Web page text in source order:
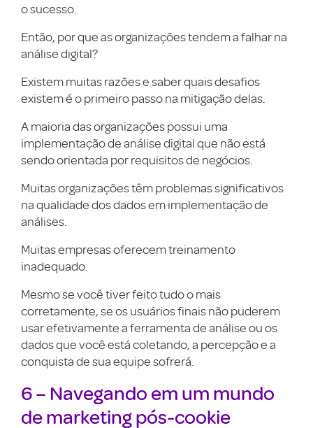
o sucesso.
Então, por que as organizações tendem a falhar na
análise digital?
Existem muitas razões e saber quais desafios
existem é o primeiro passo na mitigação delas.
A maioria das organizações possui uma
implementação de análise digital que não está
sendo orientada por requisitos de negócios.
Muitas organizações têm problemas significativos
na qualidade dos dados em implementação de
análises.
Muitas empresas oferecem treinamento
inadequado.
Mesmo se você tiver feito tudo o mais
corretamente, se os usuários finais não puderem
usar efetivamente a ferramenta de análise ou os
dados que você está coletando, a percepção e a
conquista de sua equipe sofrerá.
6 – Navegando em um mundo
de marketing pós-cookie